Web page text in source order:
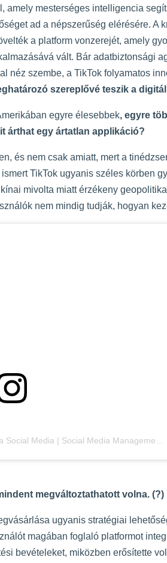
amely mesterséges intelligencia
ad a népszerűség elérésére. A
a platform vonzerejét, amely
vált. Bár adatbiztonsági
néz szembe, a TikTok folyamatos
szereplővé teszik a
egyre élesebbek, egyre
árthat egy ártatlan applikáció?
és nem csak amiatt, mert a
TikTok ugyanis széles körben
mivolta miatt érzékeny
nem mindig tudják, hogyan
megváltoztathatott volna. (?)
ugyanis stratégiai
magában foglaló platformot
bevételeket, miközben erősítette